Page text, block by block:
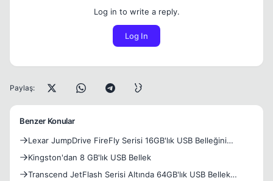
Log in to write a reply.
Log In
Paylaş:
Benzer Konular
Lexar JumpDrive FireFly Serisi 16GB'lık USB Belleğini
Duyurd
Kingston'dan 8 GB'lık USB Bellek
Transcend JetFlash Serisi Altında 64GB'lık USB Bellek